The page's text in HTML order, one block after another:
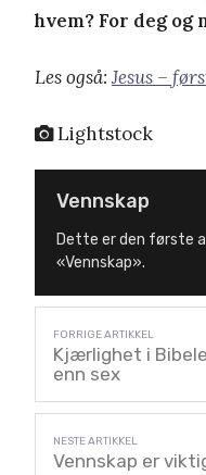
hvem? For deg og
Les også: Jesus –
Lightstock
Vennskap
Dette er den første
«Vennskap».
Kjærlighet i
enn sex
Vennskap er